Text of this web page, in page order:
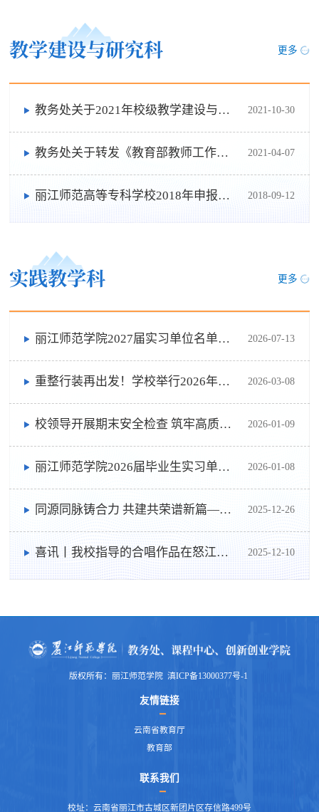
教学建设与研究科 更多
教务处关于2021年校级教学建设与改革项目申报工作的通知 2021-10-30
教务处关于转发《教育部教师工作司关于遴选第二批国家级职业教育教师教学创新团队》的通知 2021-04-07
丽江师范高等专科学校2018年申报教学成果奖一览表 2018-09-12
实践教学科 更多
丽江师范学院2027届实习单位名单（第一批） 2026-07-13
重整行装再出发！学校举行2026年春季学期体育美育浸润行动计划出征仪式 2026-03-08
校领导开展期末安全检查 筑牢高质量发展根基 2026-01-09
丽江师范学院2026届毕业生实习单位名单（第五批） 2026-01-08
同源同脉铸合力 共建共荣谱新篇——丽江师范学院附属中学揭牌仪式在丽江市第一高级中学举行 2025-12-26
喜讯丨我校指导的合唱作品在怒江州第一届中小学生文化艺术节中荣获佳绩 2025-12-10
版权所有：丽江师范学院 滇ICP备13000377号-1
友情链接
云南省教育厅
教育部
联系我们
校址：云南省丽江市古城区新团片区存信路499号